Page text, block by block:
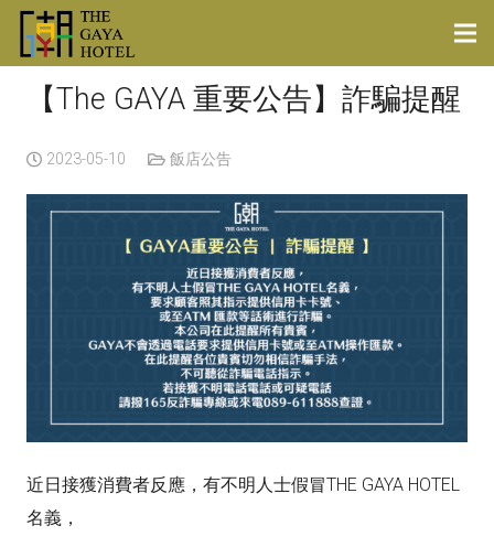
【The GAYA 重要公告】詐騙提醒
2023-05-10 飯店公告
近日接獲消費者反應，有不明人士假冒THE GAYA HOTEL
名義，